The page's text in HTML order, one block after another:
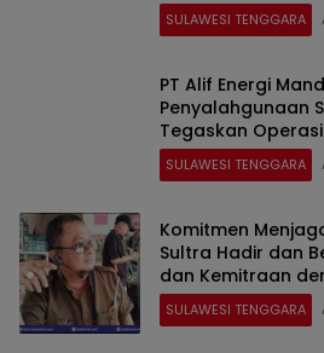
SULAWESI TENGGARA
PT Alif Energi
Penyalahgunaan
Tegaskan
SULAWESI TENGGARA
Komitmen
Sultra Hadir dan
dan Kemitraan
SULAWESI TENGGARA